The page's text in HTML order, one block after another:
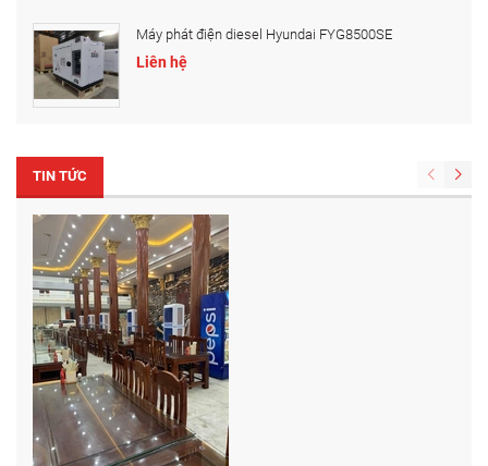
Máy phát điện diesel Hyundai FYG8500SE
Liên hệ
TIN TỨC